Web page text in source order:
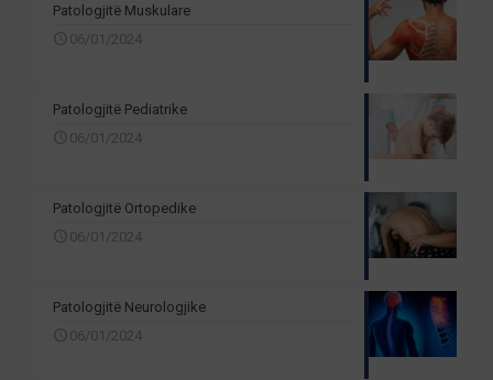
Patologjitë Muskulare
06/01/2024
Patologjitë Pediatrike
06/01/2024
Patologjitë Ortopedike
06/01/2024
Patologjitë Neurologjike
06/01/2024